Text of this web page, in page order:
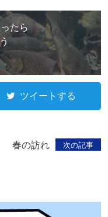
たら
ツイートする
次の記事
春の訪れ